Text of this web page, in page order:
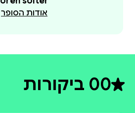
אודות הסופר
0דירוג ממוצע 0 מתוך 5
0 ביקורות